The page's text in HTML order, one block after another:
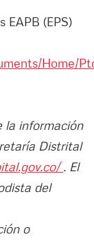
EAPB (EPS)
Home/
la información
Distrital
. El
del
o